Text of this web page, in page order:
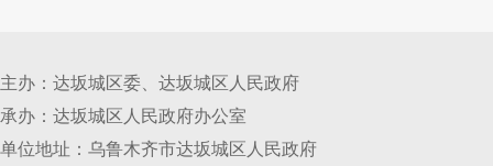
主办：达坂城区委、达坂城区人民政府
承办：达坂城区人民政府办公室
单位地址：乌鲁木齐市达坂城区人民政府